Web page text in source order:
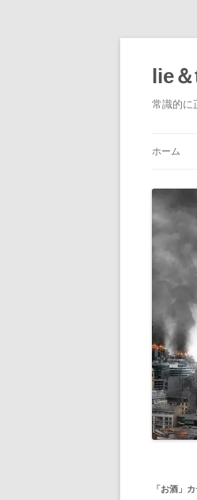
ン
ツ
へ
ス
lie
常識的に
ホーム
「お酒 」